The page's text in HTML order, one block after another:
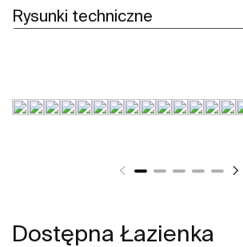
Rysunki techniczne
Dostępna Łazienka